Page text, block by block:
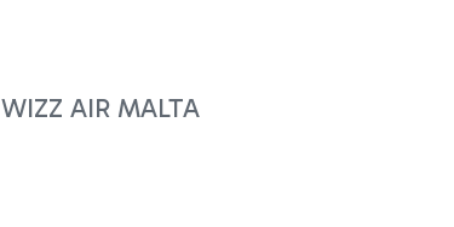
WIZZ AIR MALTA